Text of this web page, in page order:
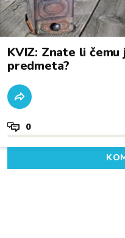
KVIZ: Znate li
predmeta?
0